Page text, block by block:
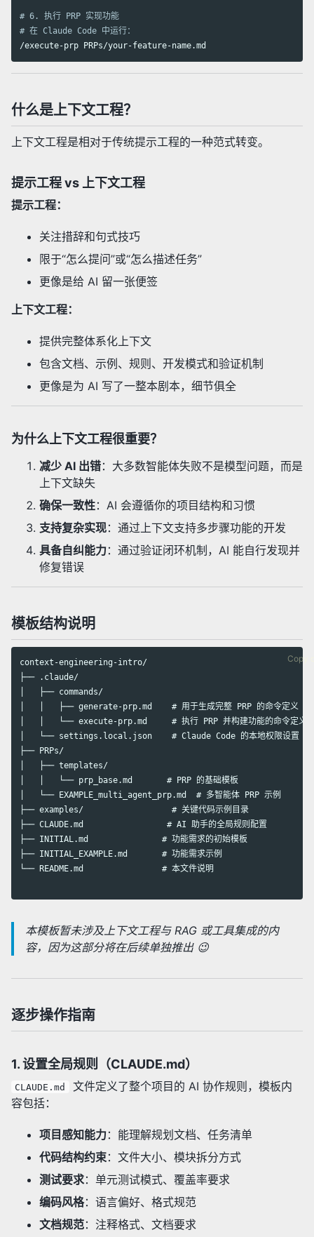
# 6. 执行 PRP 实现功能
# 在 Claude Code 中运行：
什么是上下文工程？
上下文工程是相对于传统提示工程的一种范式转变。
提示工程 vs 上下文工程
提示工程：
关注措辞和句式技巧
限于“怎么提问”或“怎么描述任务”
更像是给 AI 留一张便签
上下文工程：
提供完整体系化上下文
包含文档、示例、规则、开发模式和验证机制
更像是为 AI 写了一整本剧本，细节俱全
为什么上下文工程很重要？
减少 AI 出错：大多数智能体失败不是模型问题，而是
上下文缺失
确保一致性：AI 会遵循你的项目结构和习惯
支持复杂实现：通过上下文支持多步骤功能的开发
具备自纠能力：通过验证闭环机制，AI 能自行发现并
修复错误
模板结构说明
Copy
context-engineering-intro/
├── .claude/
│   ├── commands/
│   │   ├── generate-prp.md    # 用于生成完整 PRP 的命令定义
│   │   └── execute-prp.md     # 执行 PRP 并构建功能的命令定义
│   └── settings.local.json    # Claude Code 的本地权限设置
├── PRPs/
│   ├── templates/
│   │   └── prp_base.md       # PRP 的基础模板
│   └── EXAMPLE_multi_agent_prp.md  # 多智能体 PRP 示例
├── examples/                  # 关键代码示例目录
├── CLAUDE.md                 # AI 助手的全局规则配置
├── INITIAL.md               # 功能需求的初始模板
├── INITIAL_EXAMPLE.md       # 功能需求示例
└── README.md                # 本文件说明
本模板暂未涉及上下文工程与 RAG 或工具集成的内
容，因为这部分将在后续单独推出 😉
逐步操作指南
1. 设置全局规则（CLAUDE.md）
CLAUDE.md
文件定义了整个项目的 AI 协作规则，模板内
容包括：
项目感知能力：能理解规划文档、任务清单
代码结构约束：文件大小、模块拆分方式
测试要求：单元测试模式、覆盖率要求
编码风格：语言偏好、格式规范
文档规范：注释格式、文档要求